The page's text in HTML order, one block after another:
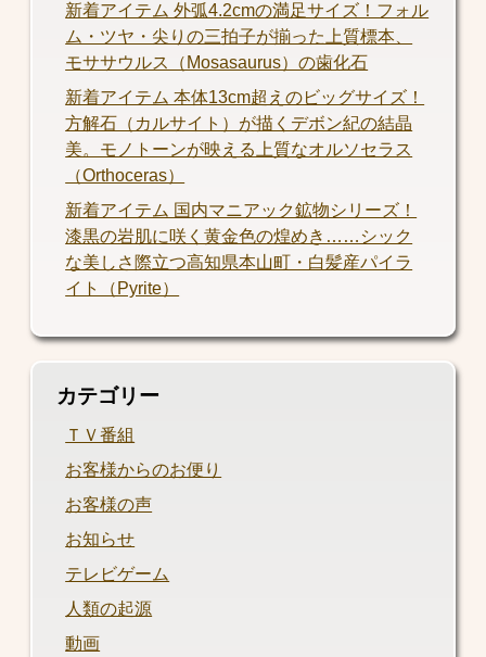
新着アイテム 外弧4.2cmの満足サイズ！フォル
ム・ツヤ・尖りの三拍子が揃った上質標本、
モササウルス（Mosasaurus）の歯化石
新着アイテム 本体13cm超えのビッグサイズ！
方解石（カルサイト）が描くデボン紀の結晶
美。モノトーンが映える上質なオルソセラス
（Orthoceras）
新着アイテム 国内マニアック鉱物シリーズ！
漆黒の岩肌に咲く黄金色の煌めき……シック
な美しさ際立つ高知県本山町・白髪産パイラ
イト（Pyrite）
カテゴリー
ＴＶ番組
お客様からのお便り
お客様の声
お知らせ
テレビゲーム
人類の起源
動画